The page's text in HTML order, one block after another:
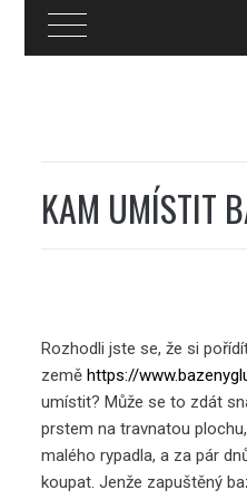
KAM UMÍSTIT
Rozhodli jste se, že si
zeměhttps://
umístit? Může se to zdát
prstem na travnatou
malého rypadla, a za pár
koupat. Jenže zapuštěný